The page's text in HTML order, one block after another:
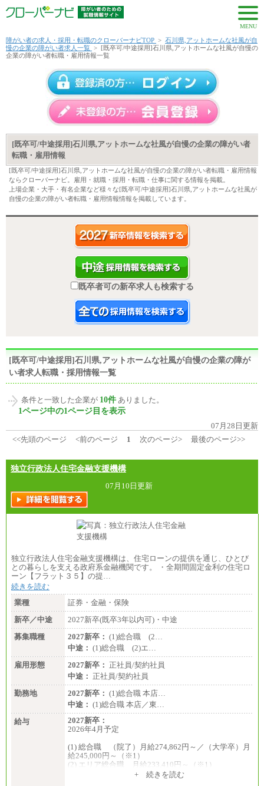
MENU
障がい者の求人・採用・転職のクローバーナビTOP > 石川県,アットホームな社風が自
慢の企業の障がい者求人一覧 > [既卒可/中途採用]石川県,アットホームな社風が自慢の
企業の障がい者転職・雇用情報一覧
[既卒可/中途採用]石川県,アットホームな社風が自慢の企業の障がい者
転職・雇用情報
[既卒可/中途採用]石川県,アットホームな社風が自慢の企業の障がい者転職・雇用情報
ならクローバーナビ。雇用・就職・採用・転職・仕事に関する情報を掲載。
上場企業・大手・有名企業など様々な[既卒可/中途採用]石川県,アットホームな社風が
自慢の企業の障がい者転職・雇用情報情報を掲載しています。
既卒者可の新卒求人も検索する
[既卒可/中途採用]石川県,アットホームな社風が自慢の企業の障が
い者求人転職・採用情報一覧
条件と一致した企業が 10件 ありました。
1ページ中の1ページ目を表示
07月28日更新
<<先頭のページ
<前のページ 1 次のページ> 最後のページ>>
独立行政法人住宅金融支援機構
07月10日更新
独立行政法人住宅金融支援機構は、住宅ローンの提供を通じ、ひとび
との暮らしを支える政府系金融機関です。 ・全期間固定金利の住宅ロ
ーン【フラット３５】の提…
続きを読む
業種
証券・金融・保険
新卒／中途
2027新卒(既卒3年以内可)・中途
募集職種
2027新卒： (1)総合職 (2…
中途： (1)総合職 (2)エ…
雇用形態
2027新卒： 正社員/契約社員
中途： 正社員/契約社員
勤務地
2027新卒： (1)総合職 本店…
中途： (1)総合職 本店／東…
給与
2027新卒：
2026年4月予定
(1) 総合職 （院了）月給274,862円～／（大学卒）月
給245,000円～（※1）
(2) エリア総合職 月給233,410円～（※1）
(3) アシスタントスタッフ 日給9,800円～12,500円
+ 続きを読む